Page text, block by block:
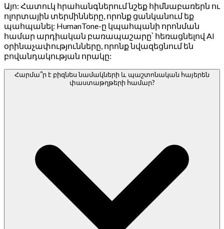
Այո: Հատուկ հրահանգներում նշեք հիմնաբառերն ու
ոլորտային տերմինները, որոնք ցանկանում եք
պահպանել: HumanTone-ը կպահպանի որոնման
համար արդիական բառապաշարը՝ հեռացնելով AI
օրինաչափությունները, որոնք նվազեցնում են
բովանդակության որակը:
Հարմա՞ր է բիզնես նամակների և պաշտոնական հայերեն
փաստաթղթերի համար?